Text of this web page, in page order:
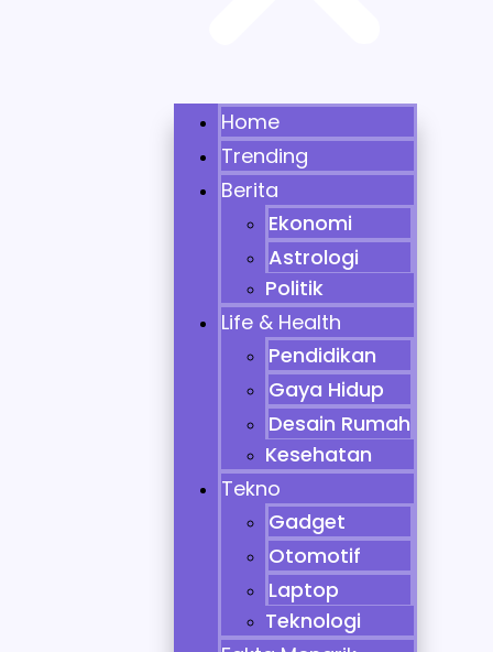
Home
Trending
Berita
Ekonomi
Astrologi
Politik
Life & Health
Pendidikan
Gaya Hidup
Desain Rumah
Kesehatan
Tekno
Gadget
Otomotif
Laptop
Teknologi